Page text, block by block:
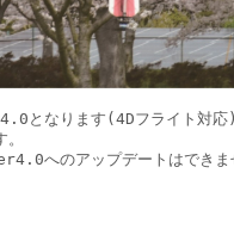
となります(4Dフライト対応)
へのアップデートはできま